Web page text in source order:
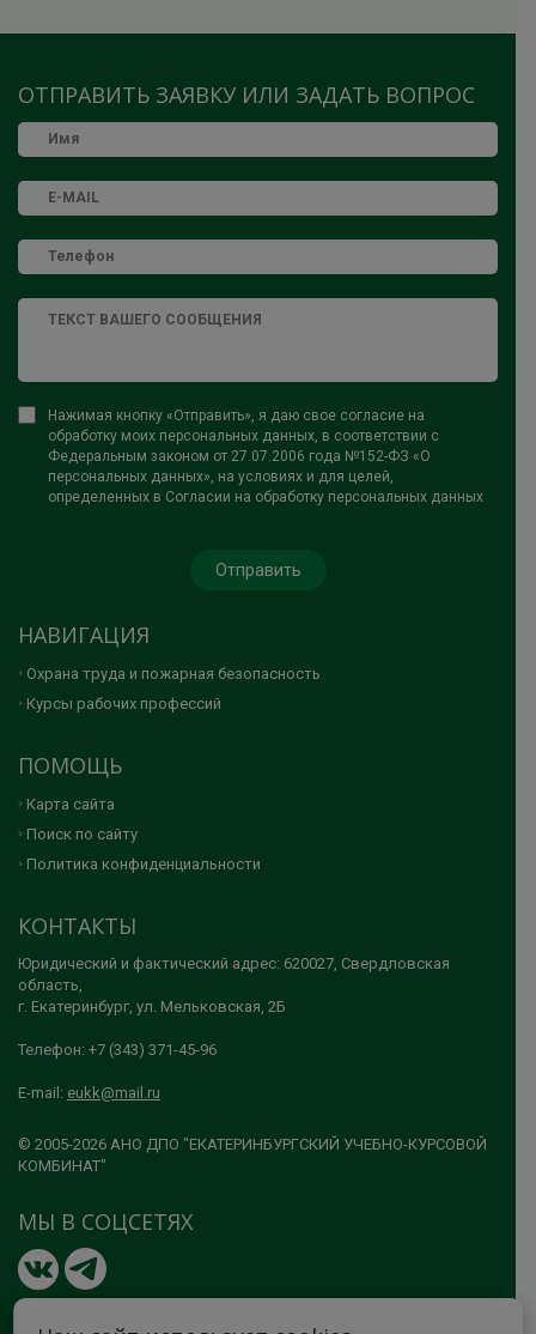
ОТПРАВИТЬ ЗАЯВКУ ИЛИ ЗАДАТЬ ВОПРОС
Нажимая кнопку «Отправить», я даю свое согласие на
обработку моих персональных данных, в соответствии с
Федеральным законом от 27.07.2006 года №152-ФЗ «О
персональных данных», на условиях и для целей,
определенных в Согласии на обработку персональных данных
НАВИГАЦИЯ
Охрана труда и пожарная безопасность
Курсы рабочих профессий
ПОМОЩЬ
Карта сайта
Поиск по сайту
Политика конфиденциальности
КОНТАКТЫ
Юридический и фактический адрес: 620027, Свердловская
область,
г. Екатеринбург, ул. Мельковская, 2Б
Телефон: +7 (343) 371-45-96
E-mail: eukk@mail.ru
© 2005-2026 АНО ДПО "ЕКАТЕРИНБУРГСКИЙ УЧЕБНО-КУРСОВОЙ
КОМБИНАТ"
МЫ В СОЦСЕТЯХ